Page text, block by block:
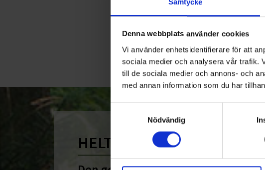
Denna webbplats använder cookies
Vi använder enhetsidentifierare för att
sociala medier och analysera vår trafik.
till de sociala medier och annons- och
med annan information som du har
Nödvändig
HELT ENKELT HÅLLBART